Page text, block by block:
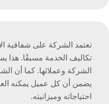
تعتمد الشركة على شفافية
تكاليف الخدمة مسبقًا. هذا
الشركة وعملائها. كما أن
يضمن أن كل عميل يمكنه
احتياجاته وميزانيته.